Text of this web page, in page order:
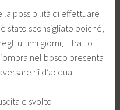
la possibilità di effettuare
stato sconsigliato poiché,
ultimi giorni, il tratto
nel bosco presenta
rii d’acqua.
e svolto